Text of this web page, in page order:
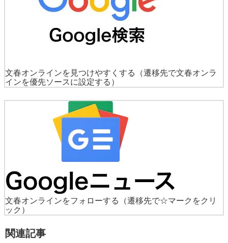
文春オンラインを見つけやすくする
（遷移先で文春オンラ
インを優先ソースに設定する）
文春オンラインをフォローする
（遷移先で☆マークをクリ
ック）
関連記事